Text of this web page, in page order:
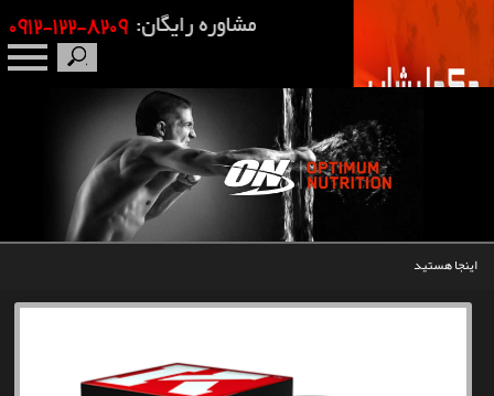
اینجا هستید